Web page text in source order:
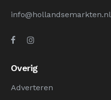
info@hollandsemarkten.nl
Overig
Adverteren